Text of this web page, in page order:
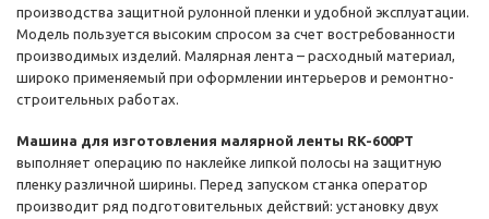
производства защитной рулонной пленки и удобной эксплуатации.
Модель пользуется высоким спросом за счет востребованности
производимых изделий. Малярная лента – расходный материал,
широко применяемый при оформлении интерьеров и ремонтно-
строительных работах.
Машина для изготовления малярной ленты RK-600PT
выполняет операцию по наклейке липкой полосы на защитную
пленку различной ширины. Перед запуском станка оператор
производит ряд подготовительных действий: установку двух